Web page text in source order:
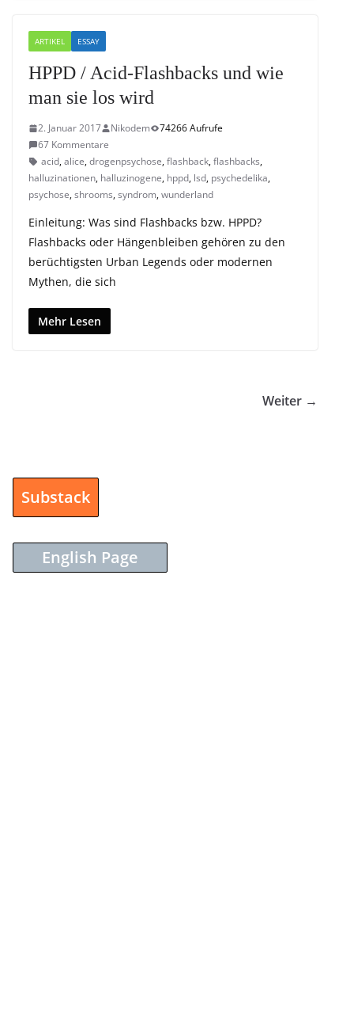
ARTIKEL ESSAY
HPPD / Acid-Flashbacks und wie
man sie los wird
2. Januar 2017 Nikodem
74266 Aufrufe
67 Kommentare
acid,alice,drogenpsychose,flashback,flashbacks,
halluzinationen, halluzinogene, hppd, lsd, psychedelika,
psychose,shrooms,syndrom,wunderland
Einleitung: Was sind Flashbacks bzw. HPPD?
Flashbacks oder Hängenbleiben gehören zu den
berüchtigsten Urban Legends oder modernen
Mythen, die sich
Mehr Lesen
Weiter →
Substack
English Page